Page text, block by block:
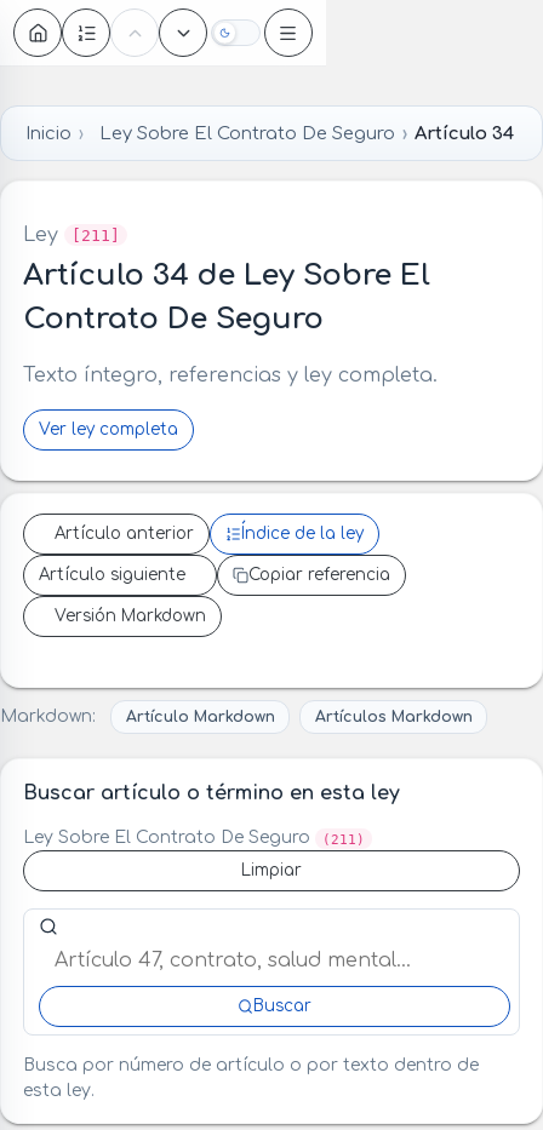
Oscuro
Inicio Ley Sobre El Contrato De Seguro Artículo 34
Ley [211]
Artículo 34 de Ley Sobre El
Contrato De Seguro
Texto íntegro, referencias y ley completa.
Ver ley completa
Artículo anterior Índice de la ley
Artículo siguiente Copiar referencia
Versión Markdown
Markdown: Artículo Markdown Artículos Markdown
Buscar artículo o término en esta ley
Ley Sobre El Contrato De Seguro (211)
Limpiar
Buscar artículo o término en esta ley
Buscar
Busca por número de artículo o por texto dentro de
esta ley.